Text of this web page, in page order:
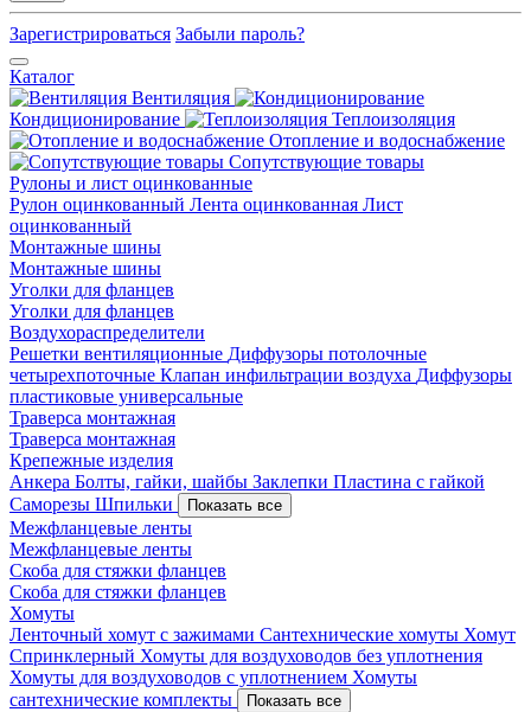
Зарегистрироваться Забыли пароль?
Каталог
Вентиляция
Кондиционирование
Теплоизоляция
Отопление и водоснабжение
Сопутствующие товары
Рулоны и лист оцинкованные
Рулон оцинкованный Лента оцинкованная Лист
оцинкованный
Монтажные шины
Монтажные шины
Уголки для фланцев
Уголки для фланцев
Воздухораспределители
Решетки вентиляционные Диффузоры потолочные
четырехпоточные Клапан инфильтрации воздуха Диффузоры
пластиковые универсальные
Траверса монтажная
Траверса монтажная
Крепежные изделия
Анкера Болты, гайки, шайбы Заклепки Пластина с гайкой
Саморезы Шпильки Показать все
Межфланцевые ленты
Межфланцевые ленты
Скоба для стяжки фланцев
Скоба для стяжки фланцев
Хомуты
Ленточный хомут с зажимами Сантехнические хомуты Хомут
Спринклерный Хомуты для воздуховодов без уплотнения
Хомуты для воздуховодов с уплотнением Хомуты
сантехнические комплекты
Показать все